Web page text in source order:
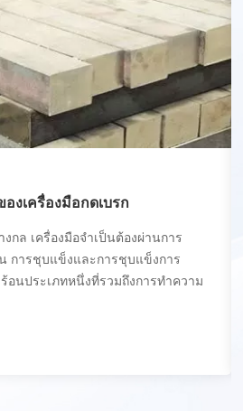
งเครื่องมือกดเบรก
กล เครื่องมือจำเป็นต้องผ่านการ
การชุบแข็งและการชุบแข็งการ
อนประเภทหนึ่งที่รวมถึงการทำความ
ดุ ในระหว่างกระบวนการให้ความ
างขึ้นซึ่งมีโครงสร้างที่แข็งมากและ